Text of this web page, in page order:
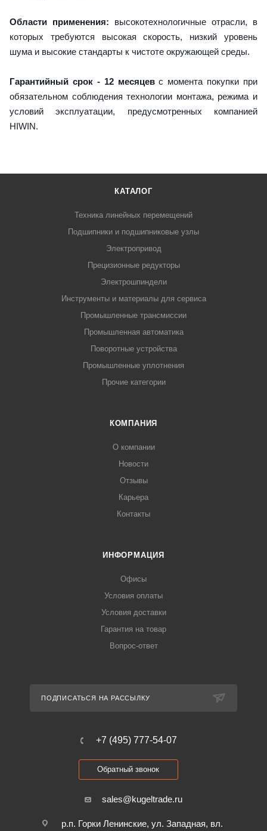
Области применения: высокотехнологичные отрасли, в
которых требуются высокая скорость, низкий уровень
шума и высокие стандарты к чистоте окружающей среды.
Гарантийный срок - 12 месяцевс момента покупки при
обязательном соблюдения технологии монтажа, режима и
условий эксплуатации, предусмотренных компанией
HIWIN.
КАТАЛОГ
Техника линейных перемещений
Подшипники и подшипниковые узлы
Электропривод
Прецизионные редукторы
Электрошпиндели
Инструменты и материалы для сервиса
Промышленные трансмиссии
Промышленная автоматика
Поворотные устройства
Промышленные уплотнения
Прочие категории
КОМПАНИЯ
О компании
Новости
Отзывы
Карьера
Контакты
ИНФОРМАЦИЯ
Офисы
Условия оплаты
Условия доставки
Гарантия на товар
Вопрос-ответ
ПОДПИСАТЬСЯ НА РАССЫЛКУ
+7 (495) 777-54-07
Обратный звонок
sales@kugeltrade.ru
р.п. Горки Ленинские, ул. Западная, вл.